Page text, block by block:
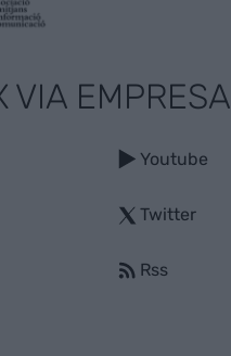
VIA EMPRESA
Youtube
Twitter
Rss